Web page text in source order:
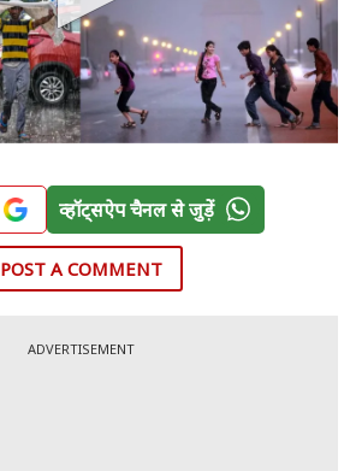
व्हॉट्सऐप चैनल से जुड़ें
POST A COMMENT
ADVERTISEMENT